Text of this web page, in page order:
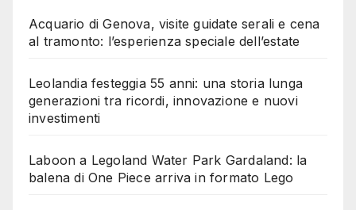
Acquario di Genova, visite guidate serali e cena
al tramonto: l’esperienza speciale dell’estate
Leolandia festeggia 55 anni: una storia lunga
generazioni tra ricordi, innovazione e nuovi
investimenti
Laboon a Legoland Water Park Gardaland: la
balena di One Piece arriva in formato Lego